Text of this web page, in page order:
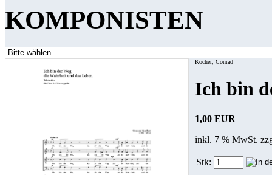
KOMPONISTEN
Kocher, Conrad
Ich bin
1,00 EUR
inkl. 7 % MwSt.
Stk: